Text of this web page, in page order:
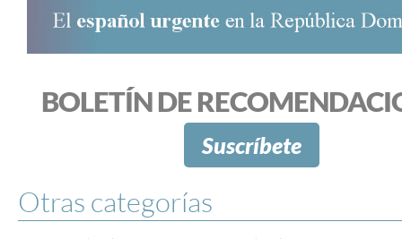
BOLETÍN DE
Suscríbete
Otras categorías